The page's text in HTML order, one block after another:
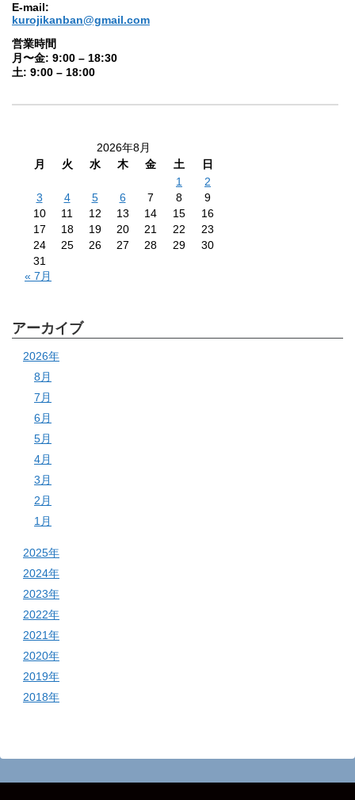
E-mail:
kurojikanban@gmail.com
営業時間
月〜金: 9:00 – 18:30
土: 9:00 – 18:00
2026年8月
月
火 水 木 金 土
日
1
2
3
4 5 6 7 8
9
10
11 12 13 14 15
16
17
18 19 20 21 22
23
24
25 26 27 28 29
30
31
« 7月
アーカイブ
2026年
8月
7月
6月
5月
4月
3月
2月
1月
2025年
2024年
2023年
2022年
2021年
2020年
2019年
2018年